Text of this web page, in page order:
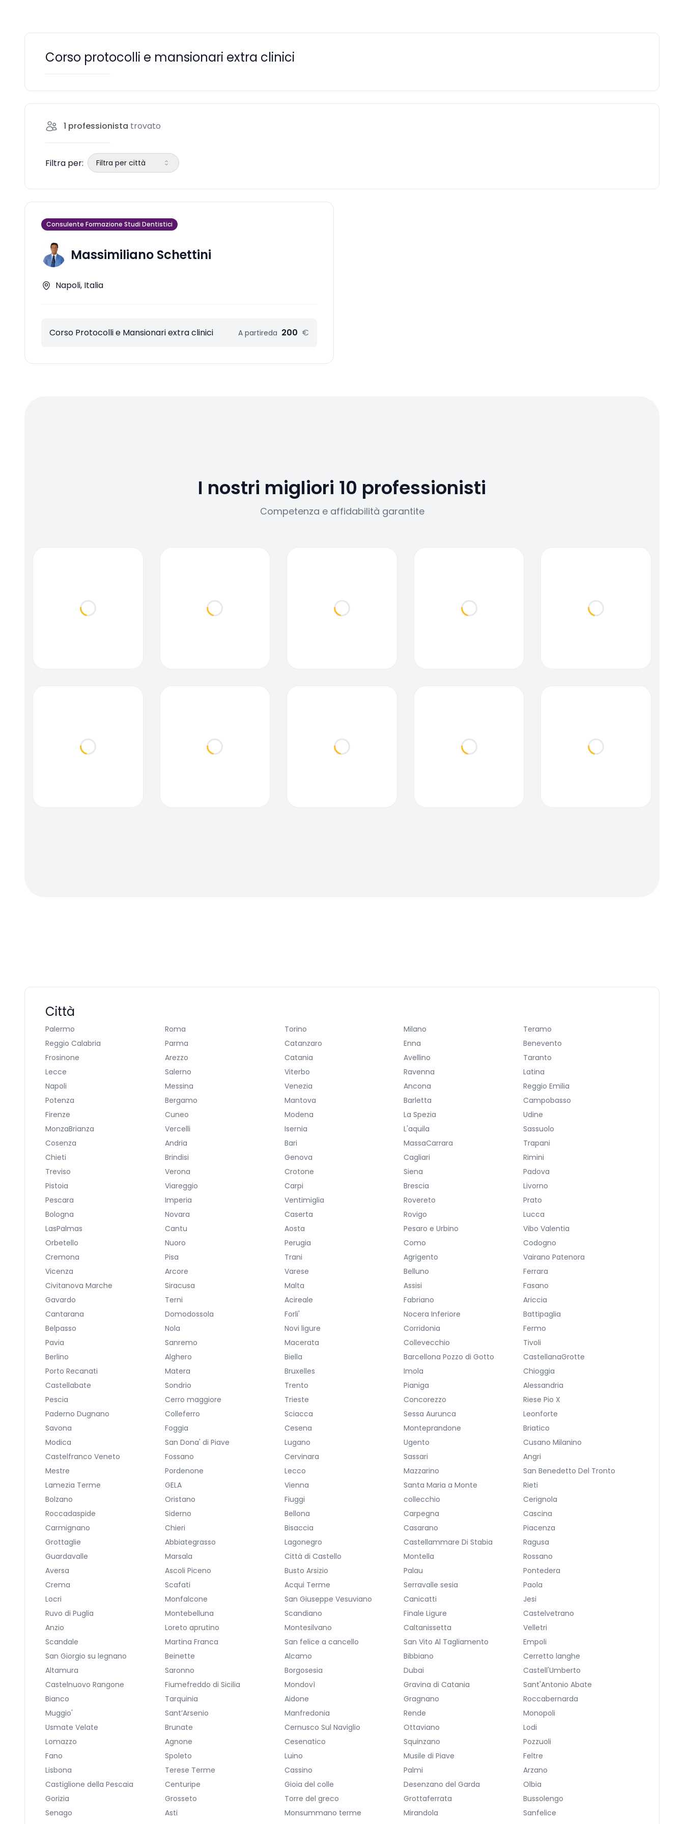
Corso protocolli e mansionari extra clinici
1 professionista trovato
Filtra per: Filtra per città
Consulente Formazione Studi Dentistici
Massimiliano Schettini
Napoli, Italia
Corso Protocolli e Mansionari extra clinici A partireda 200 €
I nostri migliori 10 professionisti
Competenza e affidabilità garantite
Loading... Loading... Loading... Loading... Loading...
Loading... Loading... Loading... Loading... Loading...
Città
Palermo Roma Torino Milano
Teramo
Reggio Calabria
Parma Catanzaro Enna
Benevento
Frosinone
Arezzo Catania Avellino
Taranto
Lecce
Salerno Viterbo Ravenna
Latina
Napoli
Messina Venezia Ancona
Reggio Emilia
Potenza
Bergamo Mantova Barletta
Campobasso
Firenze
Cuneo Modena La Spezia
Udine
MonzaBrianza
Vercelli Isernia L'aquila
Sassuolo
Cosenza
Andria Bari MassaCarrara
Trapani
Chieti
Brindisi Genova Cagliari
Rimini
Treviso
Verona Crotone Siena
Padova
Pistoia
Viareggio Carpi Brescia
Livorno
Pescara
Imperia Ventimiglia Rovereto
Prato
Bologna
Novara Caserta Rovigo
Lucca
LasPalmas
Cantu Aosta Pesaro e Urbino
Vibo Valentia
Orbetello
Nuoro Perugia Como
Codogno
Cremona
Pisa Trani Agrigento
Vairano Patenora
Vicenza
Arcore Varese Belluno
Ferrara
Civitanova Marche
Siracusa Malta Assisi
Fasano
Gavardo
Terni Acireale Fabriano
Ariccia
Cantarana
Domodossola Forli' Nocera Inferiore
Battipaglia
Belpasso
Nola Novi ligure Corridonia
Fermo
Pavia
Sanremo Macerata Collevecchio
Tivoli
Berlino
Alghero Biella Barcellona Pozzo di Gotto
CastellanaGrotte
Porto Recanati
Matera Bruxelles Imola
Chioggia
Castellabate
Sondrio Trento Pianiga
Alessandria
Pescia
Cerro maggiore Trieste Concorezzo
Riese Pio X
Paderno Dugnano
Colleferro Sciacca Sessa Aurunca
Leonforte
Savona
Foggia Cesena Monteprandone
Briatico
Modica
San Dona' di Piave Lugano Ugento
Cusano Milanino
Castelfranco Veneto
Fossano Cervinara Sassari
Angri
Mestre
Pordenone Lecco Mazzarino
San Benedetto Del Tronto
Lamezia Terme
GELA Vienna Santa Maria a Monte
Rieti
Bolzano
Oristano Fiuggi collecchio
Cerignola
Roccadaspide
Siderno Bellona Carpegna
Cascina
Carmignano
Chieri Bisaccia Casarano
Piacenza
Grottaglie
Abbiategrasso Lagonegro Castellammare Di Stabia
Ragusa
Guardavalle
Marsala Città di Castello Montella
Rossano
Aversa
Ascoli Piceno Busto Arsizio Palau
Pontedera
Crema
Scafati Acqui Terme Serravalle sesia
Paola
Locri
Monfalcone San Giuseppe Vesuviano Canicatti
Jesi
Ruvo di Puglia
Montebelluna Scandiano Finale Ligure
Castelvetrano
Anzio
Loreto aprutino Montesilvano Caltanissetta
Velletri
Scandale
Martina Franca San felice a cancello San Vito Al Tagliamento
Empoli
San Giorgio su legnano
Beinette Alcamo Bibbiano
Cerretto langhe
Altamura
Saronno Borgosesia Dubai
Castell'Umberto
Castelnuovo Rangone
Fiumefreddo di Sicilia Mondovì Gravina di Catania
Sant'Antonio Abate
Bianco
Tarquinia Aidone Gragnano
Roccabernarda
Muggio'
Sant’Arsenio Manfredonia Rende
Monopoli
Usmate Velate
Brunate Cernusco Sul Naviglio Ottaviano
Lodi
Lomazzo
Agnone Cesenatico Squinzano
Pozzuoli
Fano
Spoleto Luino Musile di Piave
Feltre
Lisbona
Terese Terme Cassino Palmi
Arzano
Castiglione della Pescaia
Centuripe Gioia del colle Desenzano del Garda
Olbia
Gorizia
Grosseto Torre del greco Grottaferrata
Bussolengo
Senago
Asti Monsummano terme Mirandola
Sanfelice